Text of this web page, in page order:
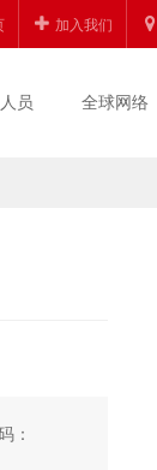
加入我们
员 全球网络
：